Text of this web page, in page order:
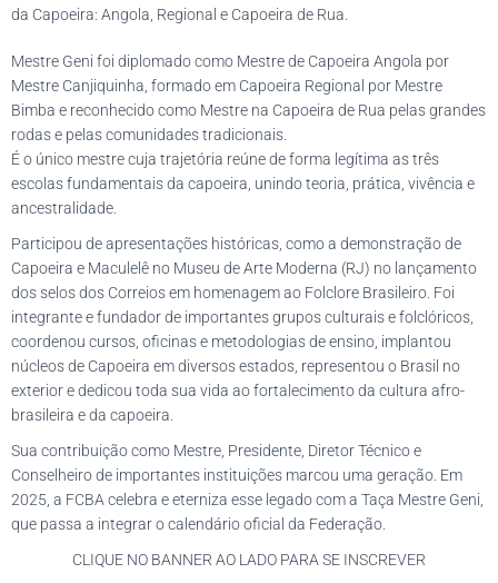
da Capoeira: Angola, Regional e Capoeira de Rua.
Mestre Geni foi diplomado como Mestre de Capoeira Angola por
Mestre Canjiquinha, formado em Capoeira Regional por Mestre
Bimba e reconhecido como Mestre na Capoeira de Rua pelas grandes
rodas e pelas comunidades tradicionais.
É o único mestre cuja trajetória reúne de forma legítima as três
escolas fundamentais da capoeira, unindo teoria, prática, vivência e
ancestralidade.
Participou de apresentações históricas, como a demonstração de
Capoeira e Maculelê no Museu de Arte Moderna (RJ) no lançamento
dos selos dos Correios em homenagem ao Folclore Brasileiro. Foi
integrante e fundador de importantes grupos culturais e folclóricos,
coordenou cursos, oficinas e metodologias de ensino, implantou
núcleos de Capoeira em diversos estados, representou o Brasil no
exterior e dedicou toda sua vida ao fortalecimento da cultura afro-
brasileira e da capoeira.
Sua contribuição como Mestre, Presidente, Diretor Técnico e
Conselheiro de importantes instituições marcou uma geração. Em
2025, a FCBA celebra e eterniza esse legado com a Taça Mestre Geni,
que passa a integrar o calendário oficial da Federação.
CLIQUE NO BANNER AO LADO PARA SE INSCREVER